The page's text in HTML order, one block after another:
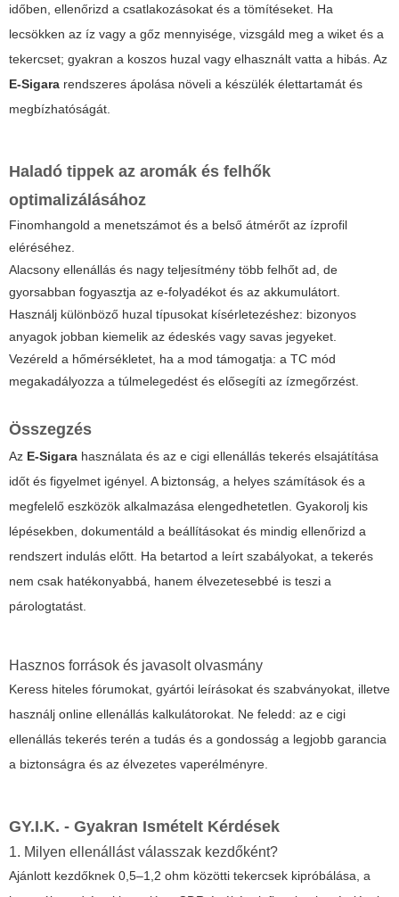
időben, ellenőrizd a csatlakozásokat és a tömítéseket. Ha
lecsökken az íz vagy a gőz mennyisége, vizsgáld meg a wiket és a
tekercset; gyakran a koszos huzal vagy elhasznált vatta a hibás. Az
E-Sigara rendszeres ápolása növeli a készülék élettartamát és
megbízhatóságát.
Haladó tippek az aromák és felhők
optimalizálásához
Finomhangold a menetszámot és a belső átmérőt az ízprofil
eléréséhez.
Alacsony ellenállás és nagy teljesítmény több felhőt ad, de
gyorsabban fogyasztja az e-folyadékot és az akkumulátort.
Használj különböző huzal típusokat kísérletezéshez: bizonyos
anyagok jobban kiemelik az édeskés vagy savas jegyeket.
Vezéreld a hőmérsékletet, ha a mod támogatja: a TC mód
megakadályozza a túlmelegedést és elősegíti az ízmegőrzést.
Összegzés
Az E-Sigara használata és az e cigi ellenállás tekerés elsajátítása
időt és figyelmet igényel. A biztonság, a helyes számítások és a
megfelelő eszközök alkalmazása elengedhetetlen. Gyakorolj kis
lépésekben, dokumentáld a beállításokat és mindig ellenőrizd a
rendszert indulás előtt. Ha betartod a leírt szabályokat, a tekerés
nem csak hatékonyabbá, hanem élvezetesebbé is teszi a
párologtatást.
Hasznos források és javasolt olvasmány
Keress hiteles fórumokat, gyártói leírásokat és szabványokat, illetve
használj online ellenállás kalkulátorokat. Ne feledd: az e cigi
ellenállás tekerés terén a tudás és a gondosság a legjobb garancia
a biztonságra és az élvezetes vaperélményre.
GY.I.K. - Gyakran Ismételt Kérdések
1. Milyen ellenállást válasszak kezdőként?
Ajánlott kezdőknek 0,5–1,2 ohm közötti tekercsek kipróbálása, a